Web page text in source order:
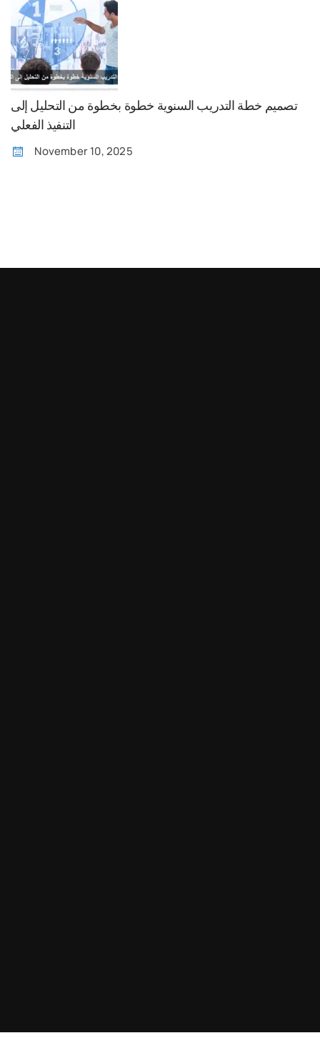
تصميم خطة التدريب السنوية خطوة بخطوة من التحليل إلى
التنفيذ الفعلي
November 10, 2025